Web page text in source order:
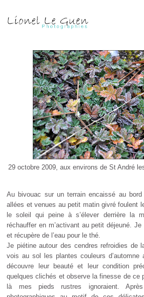
29 octobre 2009, aux environs de St André
Au bivouac sur un terrain encaissé au bord
allées et venues au petit matin givré foulent
le soleil qui peine à s’élever derrière la
réchauffer en m’activant au petit déjeuné.
et récupère de l’eau pour le thé.
Je piétine autour des cendres refroidies de
vois au sol les plantes couleurs
découvre leur beauté et leur condition
quelques clichés et observe la finesse de ce
là mes pieds rustres ignoraient. Après